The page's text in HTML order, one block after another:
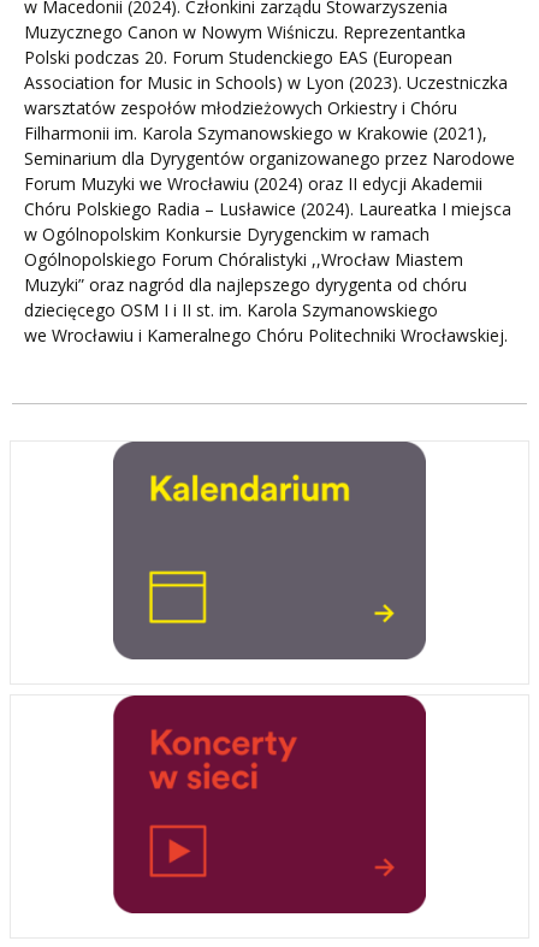
w Macedonii (2024). Członkini zarządu Stowarzyszenia
Muzycznego Canon w Nowym Wiśniczu. Reprezentantka
Polski podczas 20. Forum Studenckiego EAS (European
Association for Music in Schools) w Lyon (2023). Uczestniczka
warsztatów zespołów młodzieżowych Orkiestry i Chóru
Filharmonii im. Karola Szymanowskiego w Krakowie (2021),
Seminarium dla Dyrygentów organizowanego przez Narodowe
Forum Muzyki we Wrocławiu (2024) oraz II edycji Akademii
Chóru Polskiego Radia – Lusławice (2024). Laureatka I miejsca
w Ogólnopolskim Konkursie Dyrygenckim w ramach
Ogólnopolskiego Forum Chóralistyki ,,Wrocław Miastem
Muzyki” oraz nagród dla najlepszego dyrygenta od chóru
dziecięcego OSM I i II st. im. Karola Szymanowskiego
we Wrocławiu i Kameralnego Chóru Politechniki Wrocławskiej.